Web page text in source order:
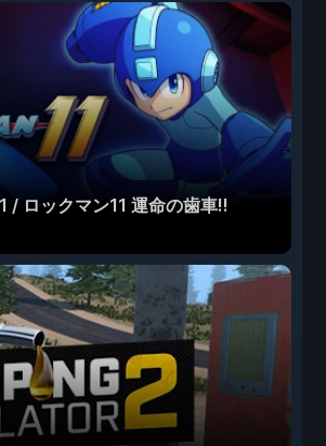
/ ロックマン11 運命の歯車!!